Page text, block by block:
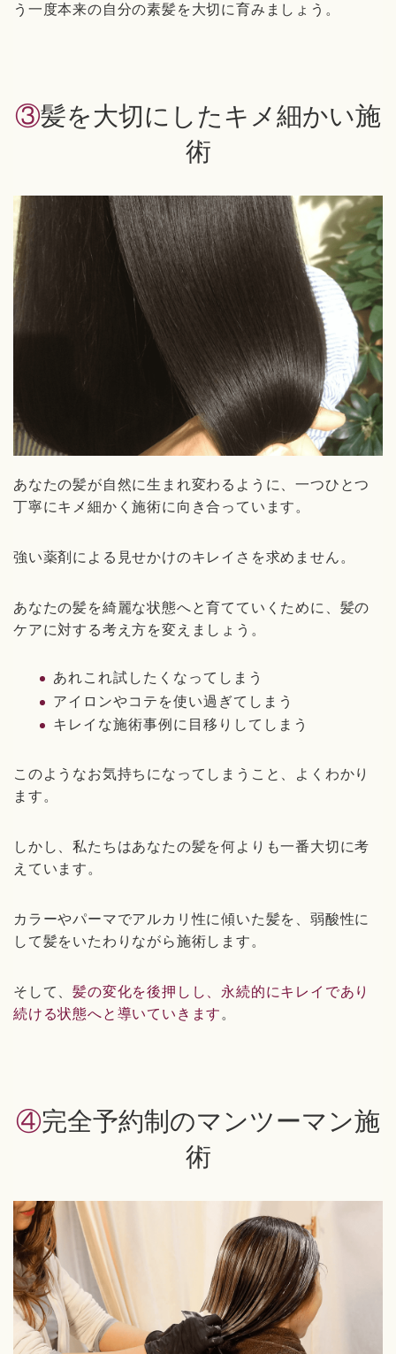
う一度本来の自分の素髪を大切に育みましょう。
③髪を大切にしたキメ細かい施
術
あなたの髪が自然に生まれ変わるように、一つひとつ
丁寧にキメ細かく施術に向き合っています。
強い薬剤による見せかけのキレイさを求めません。
あなたの髪を綺麗な状態へと育てていくために、髪の
ケアに対する考え方を変えましょう。
あれこれ試したくなってしまう
アイロンやコテを使い過ぎてしまう
キレイな施術事例に目移りしてしまう
このようなお気持ちになってしまうこと、よくわかり
ます。
しかし、私たちはあなたの髪を何よりも一番大切に考
えています。
カラーやパーマでアルカリ性に傾いた髪を、弱酸性に
して髪をいたわりながら施術します。
そして、髪の変化を後押しし、永続的にキレイであり
続ける状態へと導いていきます 。
④完全予約制のマンツーマン施
術